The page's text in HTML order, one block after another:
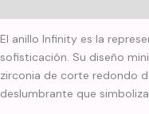
El anillo Infinity es la
sofisticación. Su diseño
zirconia de corte redondo
deslumbrante que